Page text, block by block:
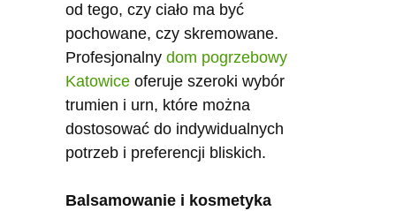
od tego, czy ciało ma być
pochowane, czy skremowane.
Profesjonalny dom pogrzebowy
Katowice oferuje szeroki wybór
trumien i urn, które można
dostosować do indywidualnych
potrzeb i preferencji bliskich.
Balsamowanie i kosmetyka